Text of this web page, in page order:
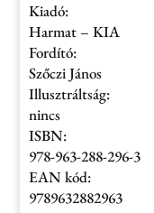
Kiadó:
Harmat – KIA
Fordító:
Szőczi János
Illusztráltság:
nincs
ISBN:
978-963-288-296-3
EAN kód:
9789632882963